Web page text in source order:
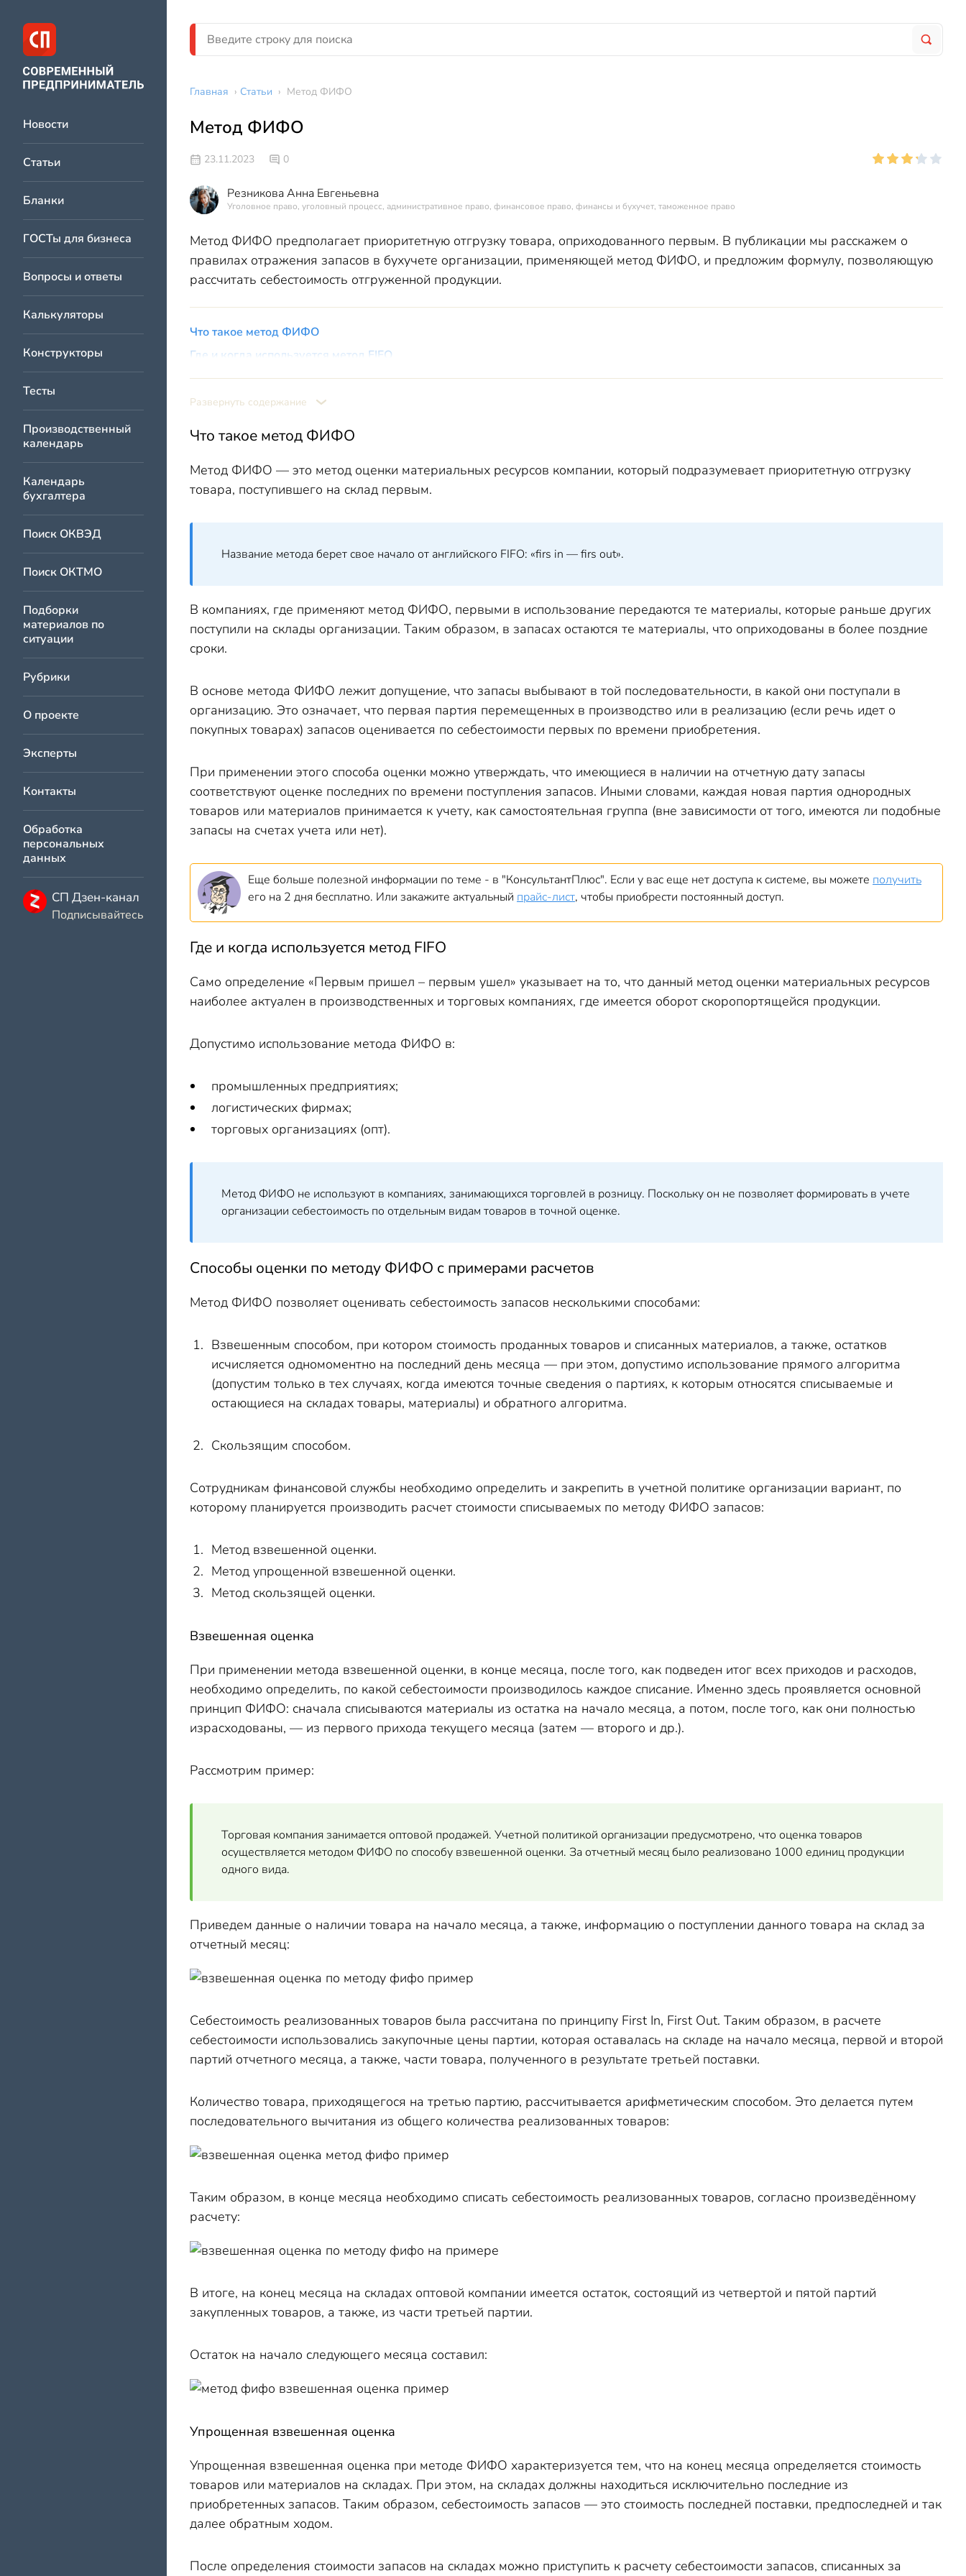
Новости
Статьи
Бланки
ГОСТы для бизнеса
Вопросы и ответы
Калькуляторы
Конструкторы
Тесты
Производственный
календарь
Календарь
бухгалтера
Поиск ОКВЭД
Поиск ОКТМО
Подборки
материалов по
ситуации
Рубрики
О проекте
Эксперты
Контакты
Обработка
персональных
данных
СП Дзен-канал
Подписывайтесь
Главная › Статьи › Метод ФИФО
Метод ФИФО
23.11.2023 0
Резникова Анна Евгеньевна
Уголовное право, уголовный процесс, административное право, финансовое право, финансы и бухучет, таможенное право
Метод ФИФО предполагает приоритетную отгрузку товара, оприходованного первым. В публикации мы расскажем о
правилах отражения запасов в бухучете организации, применяющей метод ФИФО, и предложим формулу, позволяющую
рассчитать себестоимость отгруженной продукции.
Что такое метод ФИФО
Где и когда используется метод FIFO
Способы оценки по методу ФИФО с примерами расчетов
Взвешенная оценка
Скользящая оценка
Что лучше: ФИФО или средняя себестоимость
Методы ФИФО и ЛИФО — в чем разница и что лучше
Развернуть содержание
Что такое метод ФИФО
Метод ФИФО — это метод оценки материальных ресурсов компании, который подразумевает приоритетную отгрузку
товара, поступившего на склад первым.
Название метода берет свое начало от английского FIFO: «firs in — firs out».
В компаниях, где применяют метод ФИФО, первыми в использование передаются те материалы, которые раньше других
поступили на склады организации. Таким образом, в запасах остаются те материалы, что оприходованы в более поздние
сроки.
В основе метода ФИФО лежит допущение, что запасы выбывают в той последовательности, в какой они поступали в
организацию. Это означает, что первая партия перемещенных в производство или в реализацию (если речь идет о
покупных товарах) запасов оценивается по себестоимости первых по времени приобретения.
При применении этого способа оценки можно утверждать, что имеющиеся в наличии на отчетную дату запасы
соответствуют оценке последних по времени поступления запасов. Иными словами, каждая новая партия однородных
товаров или материалов принимается к учету, как самостоятельная группа (вне зависимости от того, имеются ли подобные
запасы на счетах учета или нет).
Еще больше полезной информации по теме - в "КонсультантПлюс". Если у вас еще нет доступа к системе, вы можете получить
его на 2 дня бесплатно. Или закажите актуальный прайс-лист, чтобы приобрести постоянный доступ.
Где и когда используется метод FIFO
Само определение «Первым пришел – первым ушел» указывает на то, что данный метод оценки материальных ресурсов
наиболее актуален в производственных и торговых компаниях, где имеется оборот скоропортящейся продукции.
Допустимо использование метода ФИФО в:
промышленных предприятиях;
логистических фирмах;
торговых организациях (опт).
Метод ФИФО не используют в компаниях, занимающихся торговлей в розницу. Поскольку он не позволяет формировать в учете
организации себестоимость по отдельным видам товаров в точной оценке.
Способы оценки по методу ФИФО с примерами расчетов
Метод ФИФО позволяет оценивать себестоимость запасов несколькими способами:
Взвешенным способом, при котором стоимость проданных товаров и списанных материалов, а также, остатков
исчисляется одномоментно на последний день месяца — при этом, допустимо использование прямого алгоритма
(допустим только в тех случаях, когда имеются точные сведения о партиях, к которым относятся списываемые и
остающиеся на складах товары, материалы) и обратного алгоритма.
Скользящим способом.
Сотрудникам финансовой службы необходимо определить и закрепить в учетной политике организации вариант, по
которому планируется производить расчет стоимости списываемых по методу ФИФО запасов:
Метод взвешенной оценки.
Метод упрощенной взвешенной оценки.
Метод скользящей оценки.
Взвешенная оценка
При применении метода взвешенной оценки, в конце месяца, после того, как подведен итог всех приходов и расходов,
необходимо определить, по какой себестоимости производилось каждое списание. Именно здесь проявляется основной
принцип ФИФО: сначала списываются материалы из остатка на начало месяца, а потом, после того, как они полностью
израсходованы, — из первого прихода текущего месяца (затем — второго и др.).
Рассмотрим пример:
Торговая компания занимается оптовой продажей. Учетной политикой организации предусмотрено, что оценка товаров
осуществляется методом ФИФО по способу взвешенной оценки. За отчетный месяц было реализовано 1000 единиц продукции
одного вида.
Приведем данные о наличии товара на начало месяца, а также, информацию о поступлении данного товара на склад за
отчетный месяц:
Себестоимость реализованных товаров была рассчитана по принципу First In, First Out. Таким образом, в расчете
себестоимости использовались закупочные цены партии, которая оставалась на складе на начало месяца, первой и второй
партий отчетного месяца, а также, части товара, полученного в результате третьей поставки.
Количество товара, приходящегося на третью партию, рассчитывается арифметическим способом. Это делается путем
последовательного вычитания из общего количества реализованных товаров:
Таким образом, в конце месяца необходимо списать себестоимость реализованных товаров, согласно произведённому
расчету:
В итоге, на конец месяца на складах оптовой компании имеется остаток, состоящий из четвертой и пятой партий
закупленных товаров, а также, из части третьей партии.
Остаток на начало следующего месяца составил:
Упрощенная взвешенная оценка
Упрощенная взвешенная оценка при методе ФИФО характеризуется тем, что на конец месяца определяется стоимость
товаров или материалов на складах. При этом, на складах должны находиться исключительно последние из
приобретенных запасов. Таким образом, себестоимость запасов — это стоимость последней поставки, предпоследней и так
далее обратным ходом.
После определения стоимости запасов на складах можно приступить к расчету себестоимости запасов, списанных за